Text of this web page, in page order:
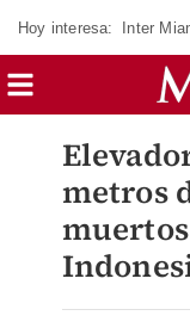
Hoy interesa: Inter
metros